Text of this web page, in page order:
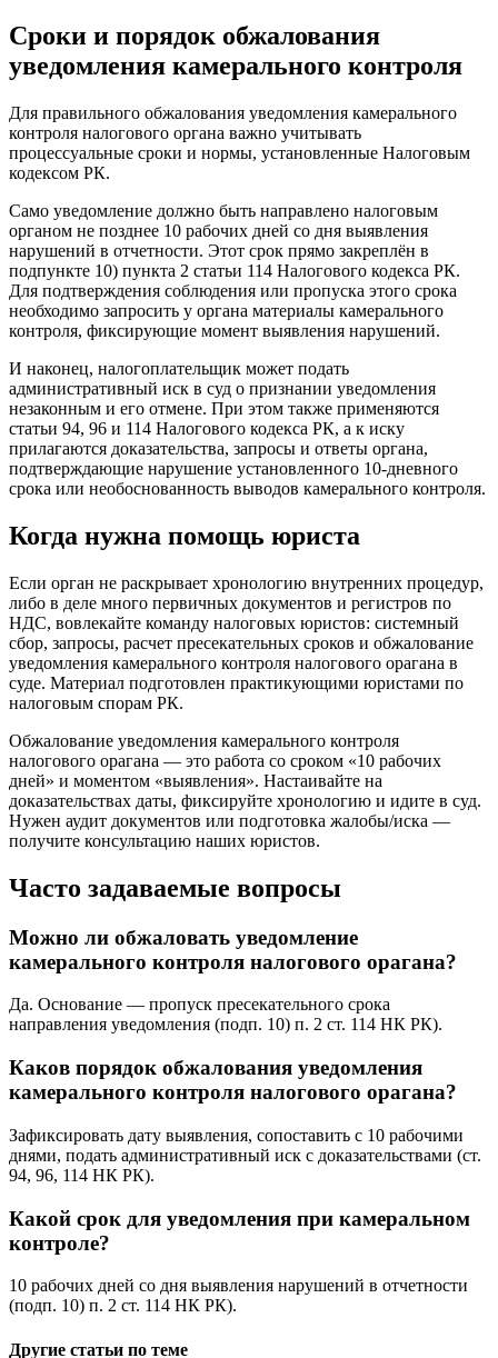
Сроки и порядок обжалования
уведомления камерального контроля
Для правильного обжалования уведомления камерального
контроля налогового органа важно учитывать
процессуальные сроки и нормы, установленные Налоговым
кодексом РК.
Само уведомление должно быть направлено налоговым
органом не позднее 10 рабочих дней со дня выявления
нарушений в отчетности. Этот срок прямо закреплён в
подпункте 10) пункта 2 статьи 114 Налогового кодекса РК.
Для подтверждения соблюдения или пропуска этого срока
необходимо запросить у органа материалы камерального
контроля, фиксирующие момент выявления нарушений.
И наконец, налогоплательщик может подать
административный иск в суд о признании уведомления
незаконным и его отмене. При этом также применяются
статьи 94, 96 и 114 Налогового кодекса РК, а к иску
прилагаются доказательства, запросы и ответы органа,
подтверждающие нарушение установленного 10-дневного
срока или необоснованность выводов камерального контроля.
Когда нужна помощь юриста
Если орган не раскрывает хронологию внутренних процедур,
либо в деле много первичных документов и регистров по
НДС, вовлекайте команду налоговых юристов: системный
сбор, запросы, расчет пресекательных сроков и обжалование
уведомления камерального контроля налогового орагана в
суде. Материал подготовлен практикующими юристами по
налоговым спорам РК.
Обжалование уведомления камерального контроля
налогового орагана — это работа со сроком «10 рабочих
дней» и моментом «выявления». Настаивайте на
доказательствах даты, фиксируйте хронологию и идите в суд.
Нужен аудит документов или подготовка жалобы/иска —
получите консультацию наших юристов.
Часто задаваемые вопросы
Можно ли обжаловать уведомление
камерального контроля налогового орагана?
Да. Основание — пропуск пресекательного срока
направления уведомления (подп. 10) п. 2 ст. 114 НК РК).
Каков порядок обжалования уведомления
камерального контроля налогового орагана?
Зафиксировать дату выявления, сопоставить с 10 рабочими
днями, подать административный иск с доказательствами (ст.
94, 96, 114 НК РК).
Какой срок для уведомления при камеральном
контроле?
10 рабочих дней со дня выявления нарушений в отчетности
(подп. 10) п. 2 ст. 114 НК РК).
Другие статьи по теме